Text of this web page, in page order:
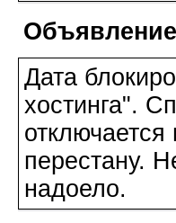
Объявление
Дата
хостинга".
перестану.
надоело.